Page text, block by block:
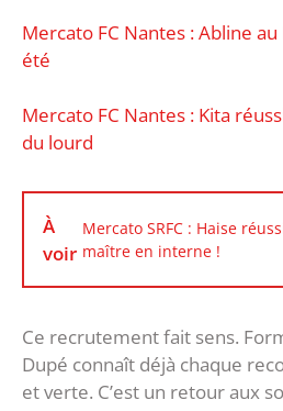
Mercato FC Nantes : Abline
été
Mercato FC Nantes : Kita
du lourd
À
voir
Mercato SRFC : Haise
maître en interne !
Ce recrutement fait sens.
Dupé connaît déjà chaque
et verte. C’est un retour aux